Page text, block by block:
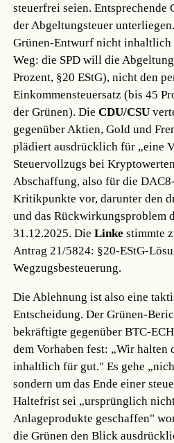
steuerfrei seien.
der Abgeltungsteuer
Grünen-Entwurf nicht inhaltlich
Weg: die SPD will die
Prozent, §20 EStG), nicht den
Einkommensteuersatz (bis 45
der Grünen). DieCDU/CSU
gegenüber Aktien, Gold und
plädiert ausdrücklich für „eine
Steuervollzugs bei
Abschaffung, also für die
Kritikpunkte vor, darunter den
und das Rückwirkungsproblem
31.12.2025. DieLinke stimmte
Antrag 21/5824: §20-EStG-
Wegzugsbesteuerung.
Die Ablehnung ist also eine
Entscheidung. Der Grünen-
bekräftigte gegenüber BTC-
dem Vorhaben fest: „Wir halten
inhaltlich für gut." Es gehe
sondern um das Ende einer
Haltefrist sei „ursprünglich
Anlageprodukte geschaffen"
die Grünen den Blick